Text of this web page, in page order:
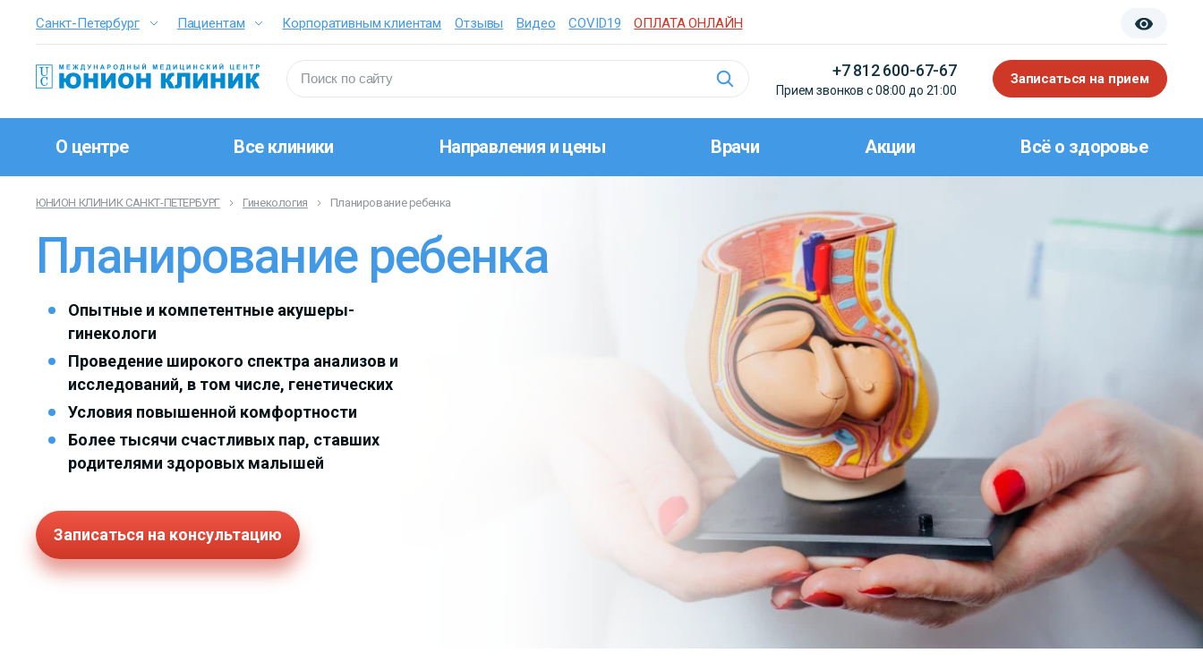
Санкт-Петербург Пациентам Корпоративным клиентам Отзывы Видео COVID19 ОПЛАТА ОНЛАЙН
+7 812 600-67-67
Прием звонков с 08:00 до 21:00
Записаться на прием
О центре Все клиники Направления и цены Врачи Акции Всё о здоровье
ЮНИОН КЛИНИК САНКТ-ПЕТЕРБУРГ Гинекология Планирование ребенка
Планирование ребенка
Опытные и компетентные акушеры-
гинекологи
Проведение широкого спектра анализов и
исследований, в том числе, генетических
Условия повышенной комфортности
Более тысячи счастливых пар, ставших
родителями здоровых малышей
Записаться на консультацию